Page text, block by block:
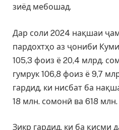
зиёд мебошад.
Дар соли 2024 нақшаи
пардохтҳо аз ҷониби
105,3 фоиз ё 20,4 млрд.
гумрук 106,8 фоиз ё 9,7
гардид, ки нисбат ба
18 млн. сомонӣ ва 618
Зикр гардид, ки ба қисми